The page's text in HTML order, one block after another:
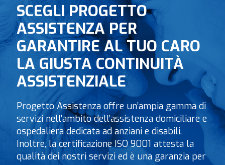
SCEGLI PROGETTO
ASSISTENZA PER
GARANTIRE AL TUO CARO
LA GIUSTA CONTINUITÀ
ASSISTENZIALE
Progetto Assistenza offre un’ampia gamma di
servizi nell’ambito dell’assistenza domiciliare e
ospedaliera dedicata ad anziani e disabili.
Inoltre, la certificazione ISO 9001 attesta la
qualità dei nostri servizi ed è una garanzia per